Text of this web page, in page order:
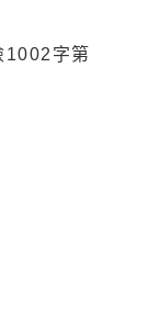
1002字第